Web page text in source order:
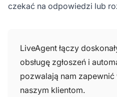
czekać na odpowiedzi lub
LiveAgent łączy
obsługę zgłoszeń i
pozwalają nam zapewnić
naszym klientom.